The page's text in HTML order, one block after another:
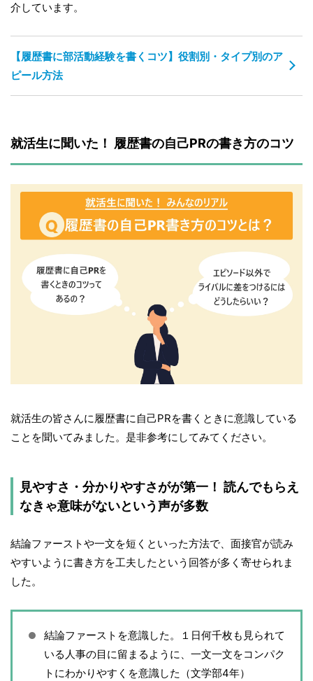
介しています。
【履歴書に部活動経験を書くコツ】役割別・タイプ別のア
ピール方法
就活生に聞いた！ 履歴書の自己PRの書き方のコツ
就活生の皆さんに履歴書に自己PRを書くときに意識している
ことを聞いてみました。是非参考にしてみてください。
見やすさ・分かりやすさがが第一！ 読んでもらえ
なきゃ意味がないという声が多数
結論ファーストや一文を短くといった方法で、面接官が読み
やすいように書き方を工夫したという回答が多く寄せられま
した。
結論ファーストを意識した。１日何千枚も見られて
いる人事の目に留まるように、一文一文をコンパク
トにわかりやすくを意識した（文学部4年）